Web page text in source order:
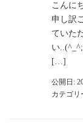
こんに
申し訳
ていた
い
[…]
公開日:
カテゴリ